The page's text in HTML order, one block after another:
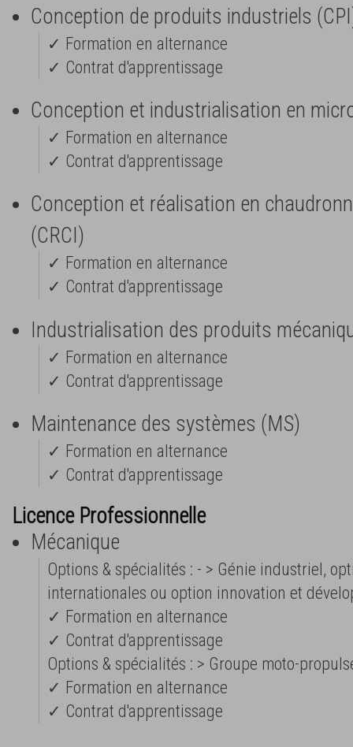
Conception de produits industriels
✓ Formation en alternance
✓ Contrat d'apprentissage
Conception et industrialisation en
✓ Formation en alternance
✓ Contrat d'apprentissage
Conception et réalisation en
(CRCI)
✓ Formation en alternance
✓ Contrat d'apprentissage
Industrialisation des produits
✓ Formation en alternance
✓ Contrat d'apprentissage
Maintenance des systèmes (MS)
✓ Formation en alternance
✓ Contrat d'apprentissage
Licence Professionnelle
Mécanique
Options & spécialités : - > Génie industriel,
internationales ou option innovation et
✓ Formation en alternance
✓ Contrat d'apprentissage
Options & spécialités : > Groupe moto-
✓ Formation en alternance
✓ Contrat d'apprentissage